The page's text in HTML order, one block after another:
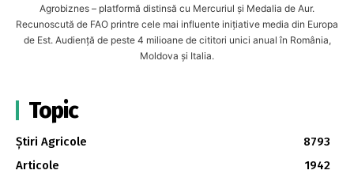
Agrobiznes – platformă distinsă cu Mercuriul și Medalia de Aur.
Recunoscută de FAO printre cele mai influente inițiative media din Europa
de Est. Audiență de peste 4 milioane de cititori unici anual în România,
Moldova și Italia.
Topic
Știri Agricole
8793
Articole
1942